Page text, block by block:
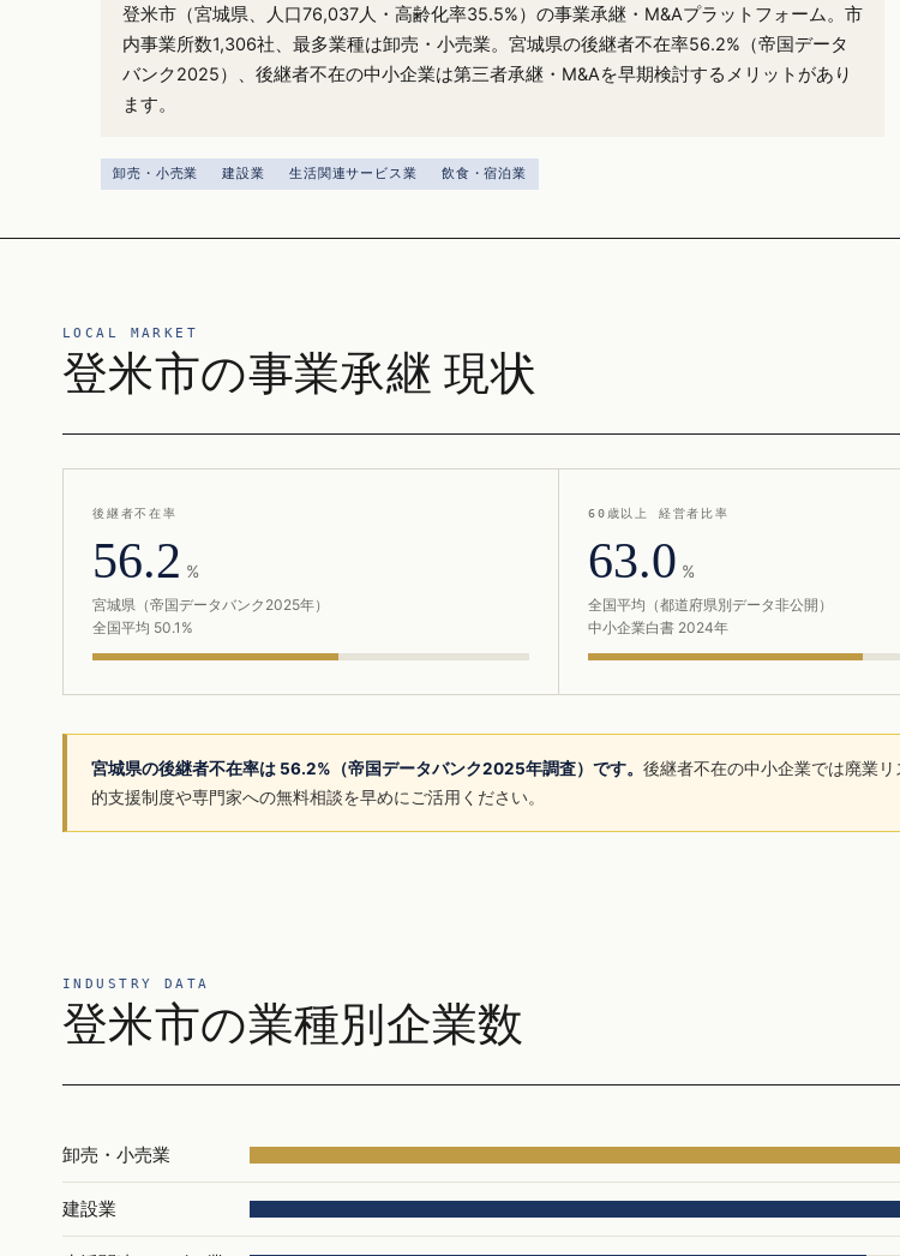
登米市（宮城県、人口76,037人・高齢化率35.5%）の事業承継・M&Aプラットフォーム。市
内事業所数1,306社、最多業種は卸売・小売業。宮城県の後継者不在率56.2%（帝国データ
バンク2025）、後継者不在の中小企業は第三者承継・M&Aを早期検討するメリットがあり
ます。
卸売・小売業 建設業 生活関連サービス業 飲食・宿泊業
LOCAL MARKET
登米市の事業承継 現状
後継者不在率
56.2 %
宮城県（帝国データバンク2025年）
全国平均 50.1%
60歳以上 経営者比率
63.0 %
全国平均（都道府県別データ非公開）
中小企業白書 2024年
宮城県の後継者不在率は 56.2%（帝国データバンク2025年調査）です。 後継者不在の中小企業では廃業
的支援制度や専門家への無料相談を早めにご活用ください。
INDUSTRY DATA
登米市の業種別企業数
卸売・小売業
建設業